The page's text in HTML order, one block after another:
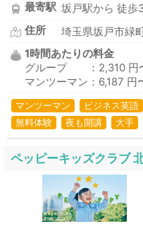
最寄駅 坂戸駅から 徒歩
住所
埼玉県坂戸市緑
1時間あたりの料金
グループ ：2,310 円
マンツーマン：6,187 円
マンツーマン ビジネス英語
無料体験
夜も開講 大手
ペッピーキッズクラブ